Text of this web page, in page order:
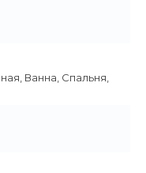
Ванна, Спальня,